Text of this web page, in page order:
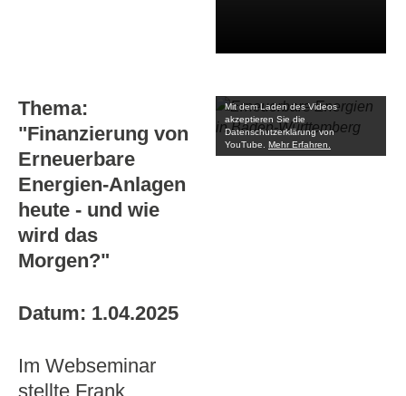
Thema:
"Finanzierung von
Erneuerbare
Energien-Anlagen
heute - und wie
wird das
Morgen?"
Datum: 1.04.2025
Im Webseminar
stellte Frank
Mit dem Laden des Videos
akzeptieren Sie die
Datenschutzerklärung von
YouTube.
Mehr Erfahren.